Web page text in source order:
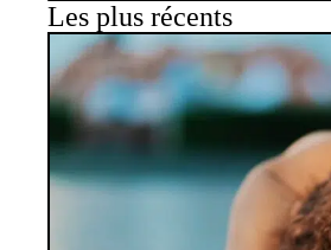
Les plus récents